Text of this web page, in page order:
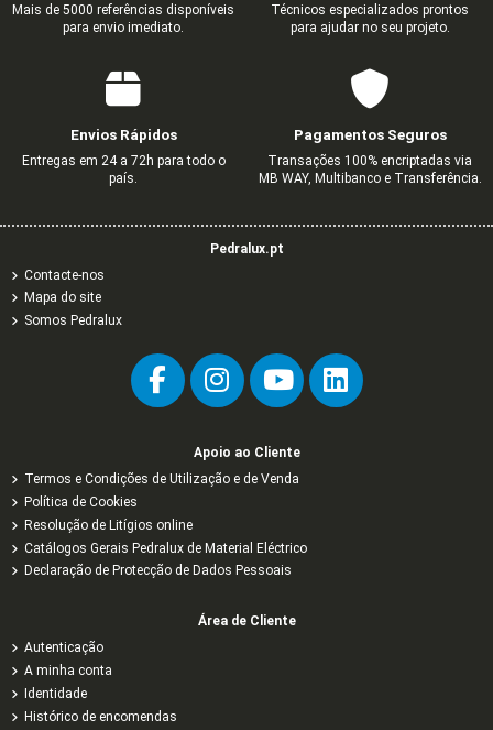
Mais de 5000 referências disponíveis
para envio imediato.
Técnicos especializados prontos
para ajudar no seu projeto.
Envios Rápidos
Entregas em 24 a 72h para todo o
país.
Pagamentos Seguros
Transações 100% encriptadas via
MB WAY, Multibanco e Transferência.
Pedralux.pt
Contacte-nos
Mapa do site
Somos Pedralux
Apoio ao Cliente
Termos e Condições de Utilização e de Venda
Política de Cookies
Resolução de Litígios online
Catálogos Gerais Pedralux de Material Eléctrico
Declaração de Protecção de Dados Pessoais
Área de Cliente
Autenticação
A minha conta
Identidade
Histórico de encomendas